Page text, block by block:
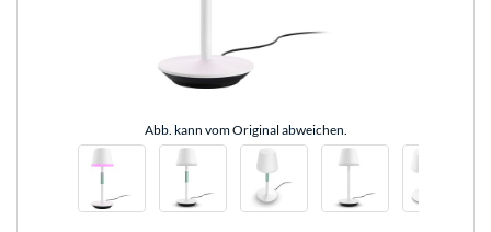
Abb. kann vom Original abweichen.